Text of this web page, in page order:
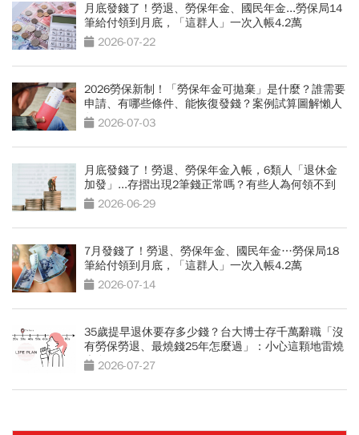
月底發錢了！勞退、勞保年金、國民年金...勞保局14
筆給付領到月底，「這群人」一次入帳4.2萬
2026-07-22
2026勞保新制！「勞保年金可拋棄」是什麼？誰需要
申請、有哪些條件、能恢復發錢？案例試算圖解懶人
包 2026-07-03
月底發錢了！勞退、勞保年金入帳，6類人「退休金
加發」...存摺出現2筆錢正常嗎？有些人為何領不到
2026-06-29
7月發錢了！勞退、勞保年金、國民年金…勞保局18
筆給付領到月底，「這群人」一次入帳4.2萬
2026-07-14
35歲提早退休要存多少錢？台大博士存千萬辭職「沒
有勞保勞退、最燒錢25年怎麼過」：小心這顆地雷燒
光存款
2026-07-27